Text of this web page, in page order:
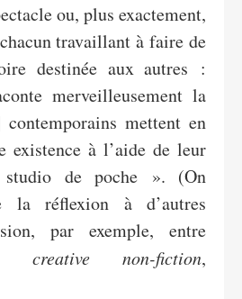
ou, plus exactement,
travaillant à faire de
destinée aux autres :
merveilleusement la
mettent en
existence à l’aide de leur
studio de poche ». (On
la réflexion à d’autres
par exemple, entre
creative non-fiction,